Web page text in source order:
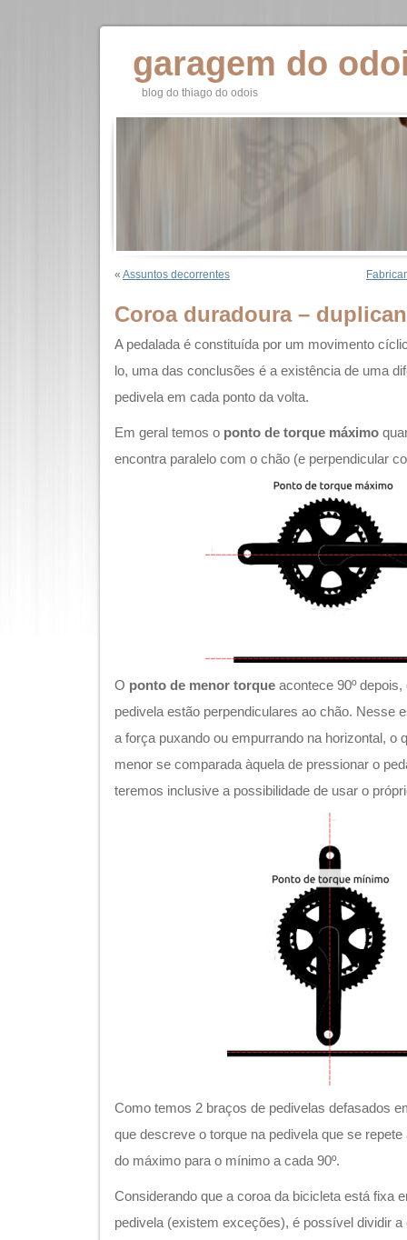
garagem do
blog do thiago do odois
« Assuntos decorrentes
Coroa duradoura –
A pedalada é constituída por um movimento
lo, uma das conclusões é a existência de uma
pedivela em cada ponto da volta.
Em geral temos o ponto de torque máximo
encontra paralelo com o chão (e perpendicular
O ponto de menor torque acontece 90º
pedivela estão perpendiculares ao chão. Nesse
a força puxando ou empurrando na horizontal, o
menor se comparada àquela de pressionar o
teremos inclusive a possibilidade de usar o
Como temos 2 braços de pedivelas defasados
que descreve o torque na pedivela que se repete
do máximo para o mínimo a cada 90º.
Considerando que a coroa da bicicleta está fixa
pedivela (existem exceções), é possível dividir